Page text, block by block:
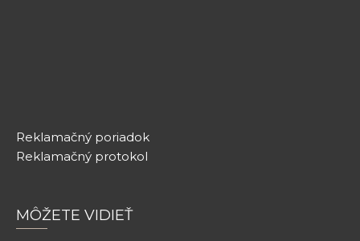
Reklamačný poriadok
Reklamačný protokol
MÔŽETE VIDIEŤ